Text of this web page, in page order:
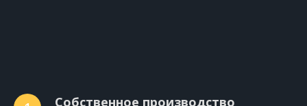
Собственное производство